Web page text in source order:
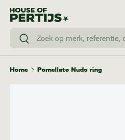
Ga naar inhoud
Zoeken
Zoeken
Home Pomellato Nudo ring